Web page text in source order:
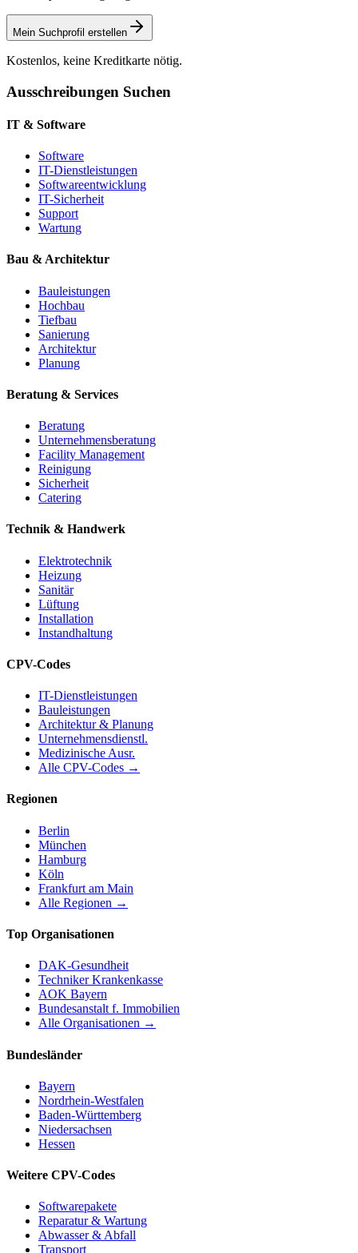
Mein Suchprofil erstellen
Kostenlos, keine Kreditkarte nötig.
Ausschreibungen Suchen
IT & Software
Software
IT-Dienstleistungen
Softwareentwicklung
IT-Sicherheit
Support
Wartung
Bau & Architektur
Bauleistungen
Hochbau
Tiefbau
Sanierung
Architektur
Planung
Beratung & Services
Beratung
Unternehmensberatung
Facility Management
Reinigung
Sicherheit
Catering
Technik & Handwerk
Elektrotechnik
Heizung
Sanitär
Lüftung
Installation
Instandhaltung
CPV-Codes
IT-Dienstleistungen
Bauleistungen
Architektur & Planung
Unternehmensdienstl.
Medizinische Ausr.
Alle CPV-Codes →
Regionen
Berlin
München
Hamburg
Köln
Frankfurt am Main
Alle Regionen →
Top Organisationen
DAK-Gesundheit
Techniker Krankenkasse
AOK Bayern
Bundesanstalt f. Immobilien
Alle Organisationen →
Bundesländer
Bayern
Nordrhein-Westfalen
Baden-Württemberg
Niedersachsen
Hessen
Weitere CPV-Codes
Softwarepakete
Reparatur & Wartung
Abwasser & Abfall
Transport